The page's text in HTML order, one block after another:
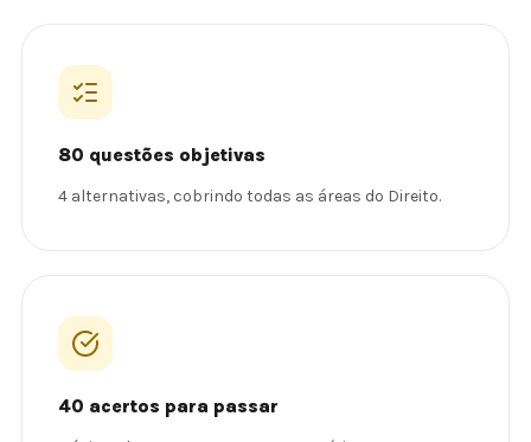
80 questões objetivas
4 alternativas, cobrindo todas as áreas do Direito.
40 acertos para passar